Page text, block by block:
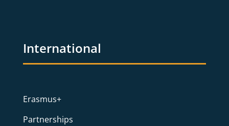
International
Erasmus+
Partnerships